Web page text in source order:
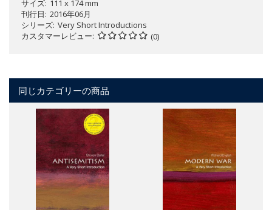
サイズ 111 x 174 mm
刊行日 2016年06月
シリーズ Very Short Introductions
カスタマーレビュー
(0)
同じカテゴリーの商品